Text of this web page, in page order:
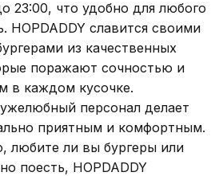
23:00, что удобно для любого
HOPDADDY славится своими
из качественных
поражают сочностью и
в каждом кусочке.
персонал делает
приятным и комфортным.
любите ли вы бургеры или
поесть, HOPDADDY